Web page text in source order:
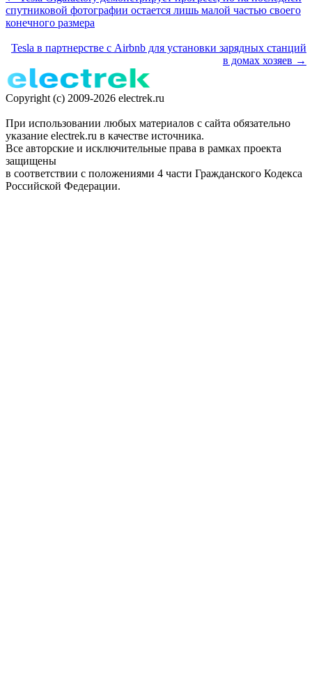
спутниковой фотографии остается лишь малой частью своего
конечного размера
Tesla в партнерстве с Airbnb для установки зарядных станций
в домах хозяев →
Copyright (c) 2009-2026 electrek.ru
При использовании любых материалов с сайта обязательно
указание electrek.ru в качестве источника.
Все авторские и исключительные права в рамках проекта
защищены
в соответствии с положениями 4 части Гражданского Кодекса
Российской Федерации.